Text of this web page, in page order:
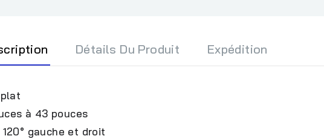
Détails Du Produit Expédition
à 43 pouces
gauche et droit